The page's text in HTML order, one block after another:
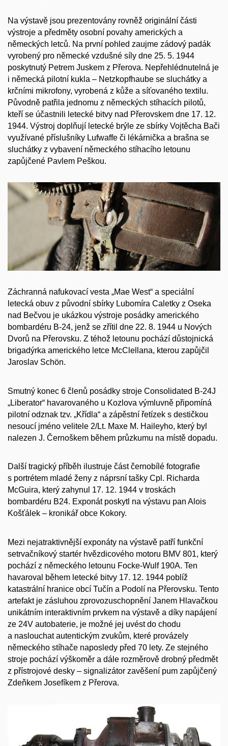
Na výstavě jsou prezentovány rovněž originální části
výstroje a předměty osobní povahy amerických a
německých letců. Na první pohled zaujme zádový padák
vyrobený pro německé vzdušné síly dne 25. 5. 1944
poskytnutý Petrem Juskem z Přerova. Nepřehlédnutelná je
i německá pilotní kukla – Netzkopfhaube se sluchátky a
krčními mikrofony, vyrobená z kůže a síťovaného textilu.
Původně patřila jednomu z německých stíhacích pilotů,
kteří se účastnili letecké bitvy nad Přerovskem dne 17. 12.
1944. Výstroj doplňují letecké brýle ze sbírky Vojtěcha Bači
využívané příslušníky Lufwaffe či lékárnička a brašna se
sluchátky z vybavení německého stíhacího letounu
zapůjčené Pavlem Peškou.
Záchranná nafukovací vesta „Mae West“ a speciální
letecká obuv z původní sbírky Lubomíra Caletky z Oseka
nad Bečvou je ukázkou výstroje posádky amerického
bombardéru B-24, jenž se zřítil dne 22. 8. 1944 u Nových
Dvorů na Přerovsku. Z téhož letounu pochází důstojnická
brigadýrka amerického letce McClellana, kterou zapůjčil
Jaroslav Schön.
Smutný konec 6 členů posádky stroje Consolidated B-24J
„Liberator“ havarovaného u Kozlova výmluvně připomíná
pilotní odznak tzv. „Křídla“ a zápěstní řetízek s destičkou
nesoucí jméno velitele 2/Lt. Maxe M. Haileyho, který byl
nalezen J. Černoškem během průzkumu na místě dopadu.
Další tragický příběh ilustruje část černobílé fotografie
s portrétem mladé ženy z náprsní tašky Cpl. Richarda
McGuira, který zahynul 17. 12. 1944 v troskách
bombardéru B24. Exponát poskytl na výstavu pan Alois
Košťálek – kronikář obce Kokory.
Mezi nejatraktivnější exponáty na výstavě patří funkční
setrvačníkový startér hvězdicového motoru BMV 801, který
pochází z německého letounu Focke-Wulf 190A. Ten
havaroval během letecké bitvy 17. 12. 1944 poblíž
katastrální hranice obcí Tučín a Podolí na Přerovsku. Tento
artefakt je zásluhou zprovozuschopnění Janem Hlavačkou
unikátním interaktivním prvkem na výstavě a díky napájení
ze 24V autobaterie, je možné jej uvést do chodu
a naslouchat autentickým zvukům, které provázely
německého stíhače naposledy před 70 lety. Ze stejného
stroje pochází výškoměr a dále rozměrově drobný předmět
z přístrojové desky – signalizátor zavěšení pum zapůjčený
Zdeňkem Josefíkem z Přerova.